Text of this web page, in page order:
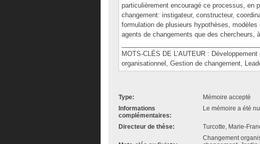
particulièrement encouragé ce processus, en
changement: instigateur, constructeur,
formulation de plusieurs hypothèses,
agents de changements que des chercheurs,
MOTS-CLÉS DE L’AUTEUR :
organisationnel, Gestion de changement,
Type:
Mémoire accepté
Informations
complémentaires:
Le mémoire a été
Directeur de thèse: Turcotte, Marie-
Changement